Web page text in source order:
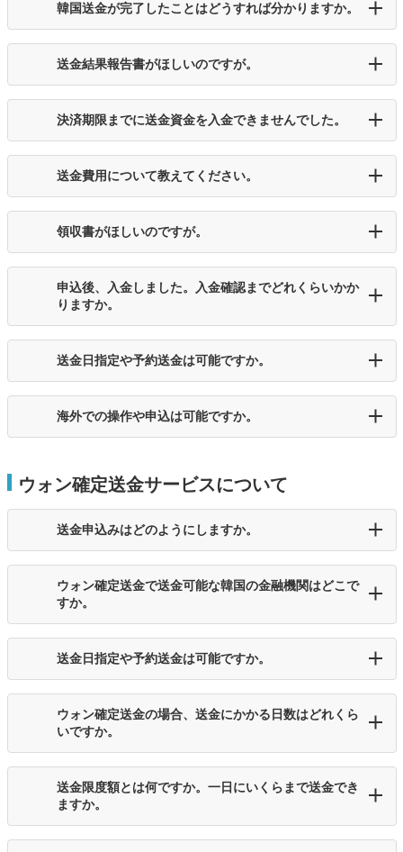
韓国送金が完了したことはどうすれば分かりますか。
送金結果報告書がほしいのですが。
決済期限までに送金資金を入金できませんでした。
送金費用について教えてください。
領収書がほしいのですが。
申込後、入金しました。入金確認までどれくらいかか
りますか。
送金日指定や予約送金は可能ですか。
海外での操作や申込は可能ですか。
ウォン確定送金サービスについて
送金申込みはどのようにしますか。
ウォン確定送金で送金可能な韓国の金融機関はどこで
すか。
送金日指定や予約送金は可能ですか。
ウォン確定送金の場合、送金にかかる日数はどれくら
いですか。
送金限度額とは何ですか。一日にいくらまで送金でき
ますか。